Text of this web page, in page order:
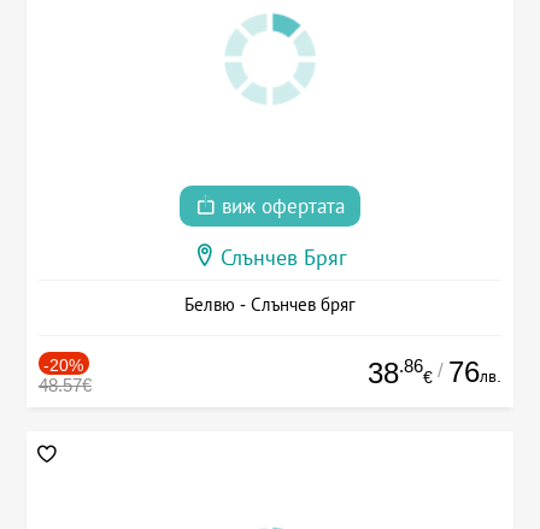
виж офертата
Слънчев Бряг
Белвю - Слънчев бряг
-20%
48.57€ 38.86
€ / 76лв.